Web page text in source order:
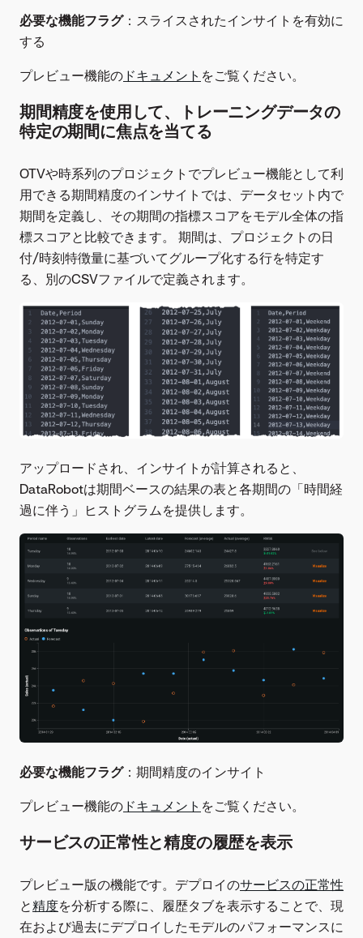
必要な機能フラグ：スライスされたインサイトを有効に
する
プレビュー機能の ドキュメント をご覧ください。
期間精度を使用して、トレーニングデータの
特定の期間に焦点を当てる
OTVや時系列のプロジェクトでプレビュー機能として利
用できる期間精度のインサイトでは、データセット内で
期間を定義し、その期間の指標スコアをモデル全体の指
標スコアと比較できます。 期間は、プロジェクトの日
付/時刻特徴量に基づいてグループ化する行を特定す
る、別のCSVファイルで定義されます。
アップロードされ、インサイトが計算されると、
DataRobotは期間ベースの結果の表と各期間の「時間経
過に伴う」ヒストグラムを提供します。
必要な機能フラグ：期間精度のインサイト
プレビュー機能の ドキュメント をご覧ください。
サービスの正常性と精度の履歴を表示
プレビュー版の機能です。デプロイのサービスの正常性
と精度を分析する際に、履歴タブを表示することで、現
在および過去にデプロイしたモデルのパフォーマンスに